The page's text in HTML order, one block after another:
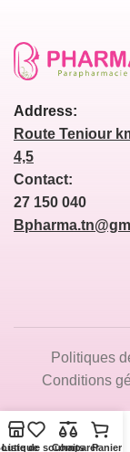
Address:
Route Teniour
4,5
Contact:
27 150 040
Politiques
Conditions
Liste de souhaits
ComparerPanier